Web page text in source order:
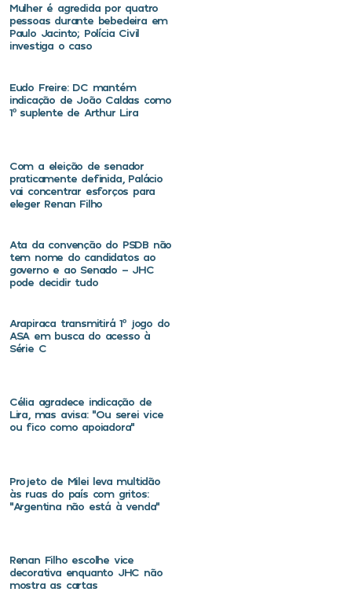
Mulher é agredida por quatro
pessoas durante bebedeira em
Paulo Jacinto; Polícia Civil
investiga o caso
Eudo Freire: DC mantém
indicação de João Caldas como
1º suplente de Arthur Lira
Com a eleição de senador
praticamente definida, Palácio
vai concentrar esforços para
eleger Renan Filho
Ata da convenção do PSDB não
tem nome do candidatos ao
governo e ao Senado – JHC
pode decidir tudo
Arapiraca transmitirá 1º jogo do
ASA em busca do acesso à
Série C
Célia agradece indicação de
Lira, mas avisa: “Ou serei vice
ou fico como apoiadora”
Projeto de Milei leva multidão
às ruas do país com gritos:
“Argentina não está à venda”
Renan Filho escolhe vice
decorativa enquanto JHC não
mostra as cartas